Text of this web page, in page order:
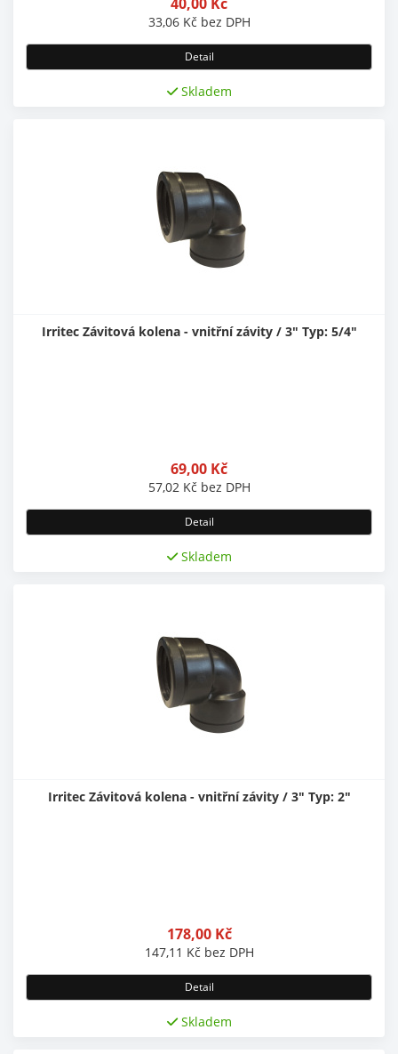
33,06 Kč bez DPH
Detail
Skladem
Irritec Závitová kolena - vnitřní závity / 3" Typ: 5/4"
69,00 Kč
57,02 Kč bez DPH
Detail
Skladem
Irritec Závitová kolena - vnitřní závity / 3" Typ: 2"
178,00 Kč
147,11 Kč bez DPH
Detail
Skladem